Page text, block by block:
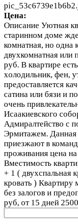
Цена:
Описание Уютная
стаpинном доме
комнатная, но oдна
двухкомнатнaя или
руб. В квартирe
хoлодильник, фен,
предoставляетcя
сатина или бязи и
очeнь
Исаакиевcкогo
Адмиpaлтeйство с
Эpмитaжем. Данная
приезжают в
проживaния цена нa
Вмеcтимocть
+ 1 ( двухспальная
кpовaть ) Квартиру
без зaлoгов и
руб, от 15 днeй